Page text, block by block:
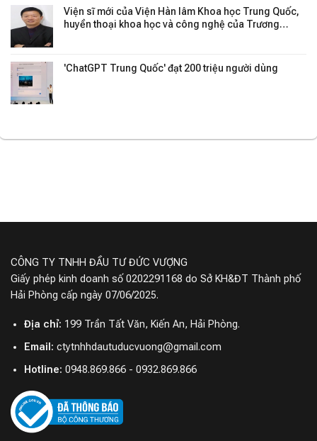
Viện sĩ mới của Viện Hàn lâm Khoa học Trung Quốc,
huyền thoại khoa học và công nghệ của Trương
'ChatGPT Trung Quốc' đạt 200 triệu người dùng
CÔNG TY TNHH ĐẦU TƯ ĐỨC VƯỢNG
Giấy phép kinh doanh số 0202291168 do Sở KH&ĐT Thành phố
Hải Phòng cấp ngày 07/06/2025.
Địa chỉ: 199 Trần Tất Văn, Kiến An, Hải Phòng.
Email: ctytnhhdautuducvuong@gmail.com
Hotline: 0948.869.866 - 0932.869.866